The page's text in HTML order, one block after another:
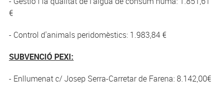
€
- Control d'animals peridomèstics: 1.983,84 €
SUBVENCIÓ PEXI:
- Enllumenat c/ Josep Serra-Carretar de Farena: 8.142,00€